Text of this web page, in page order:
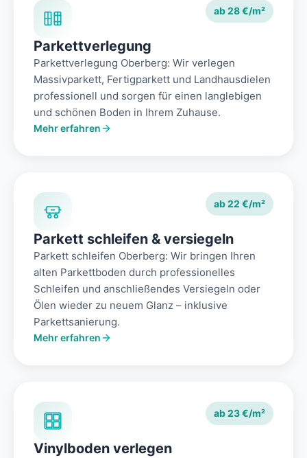
ab 28 €/m²
Parkettverlegung
Parkettverlegung Oberberg: Wir verlegen
Massivparkett, Fertigparkett und Landhausdielen
professionell und sorgen für einen langlebigen
und schönen Boden in Ihrem Zuhause.
Mehr erfahren
ab 22 €/m²
Parkett schleifen & versiegeln
Parkett schleifen Oberberg: Wir bringen Ihren
alten Parkettboden durch professionelles
Schleifen und anschließendes Versiegeln oder
Ölen wieder zu neuem Glanz – inklusive
Parkettsanierung.
Mehr erfahren
ab 23 €/m²
Vinylboden verlegen